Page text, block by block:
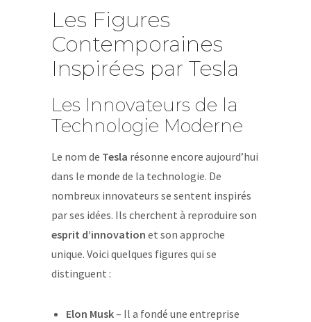
Les Figures
Contemporaines
Inspirées par Tesla
Les Innovateurs de la
Technologie Moderne
Le nom de Tesla résonne encore aujourd’hui
dans le monde de la technologie. De
nombreux innovateurs se sentent inspirés
par ses idées. Ils cherchent à reproduire son
esprit d’innovation et son approche
unique. Voici quelques figures qui se
distinguent :
Elon Musk– Il a fondé une entreprise